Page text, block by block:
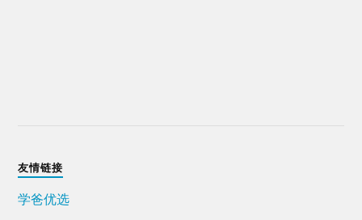
友情链接
学爸优选